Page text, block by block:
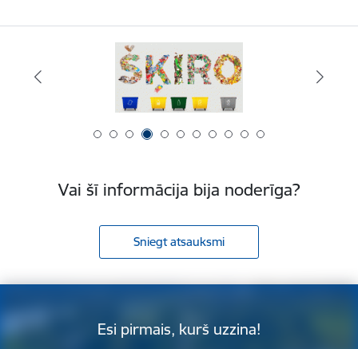
Vai šī informācija bija noderīga?
Sniegt atsauksmi
Esi pirmais, kurš uzzina!